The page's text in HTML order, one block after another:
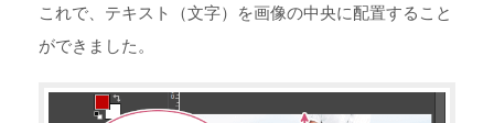
これで、テキスト（文字）を画像の中央に配置すること
ができました。